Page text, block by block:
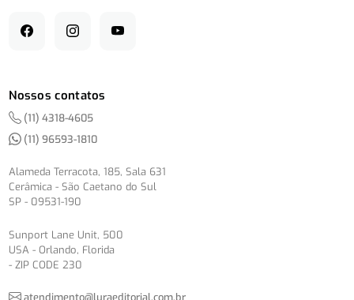
Nossos contatos
(11) 4318-4605
(11) 96593-1810
Alameda Terracota, 185, Sala 631
Cerâmica - São Caetano do Sul
SP - 09531-190
Sunport Lane Unit, 500
USA - Orlando, Florida
- ZIP CODE 230